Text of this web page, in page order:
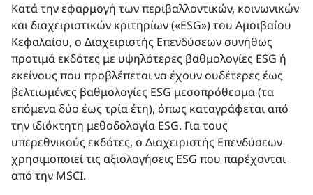
Κατά την εφαρμογή των περιβαλλοντικών, κοινωνικών
και διαχειριστικών κριτηρίων («ESG») του Αμοιβαίου
Κεφαλαίου, ο Διαχειριστής Επενδύσεων συνήθως
προτιμά εκδότες με υψηλότερες βαθμολογίες ESG ή
εκείνους που προβλέπεται να έχουν ουδέτερες έως
βελτιωμένες βαθμολογίες ESG μεσοπρόθεσμα (τα
επόμενα δύο έως τρία έτη), όπως καταγράφεται από
την ιδιόκτητη μεθοδολογία ESG. Για τους
υπερεθνικούς εκδότες, ο Διαχειριστής Επενδύσεων
χρησιμοποιεί τις αξιολογήσεις ESG που παρέχονται
από την MSCI.